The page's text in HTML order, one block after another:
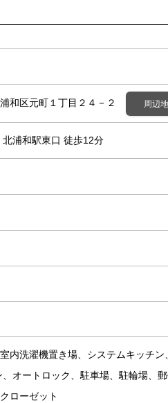
和区元町１丁目２４－２ 周辺
浦和駅東口 徒歩12分
内洗濯機置き場、システムキッチ
オートロック、駐車場、駐輪場、
ローゼット